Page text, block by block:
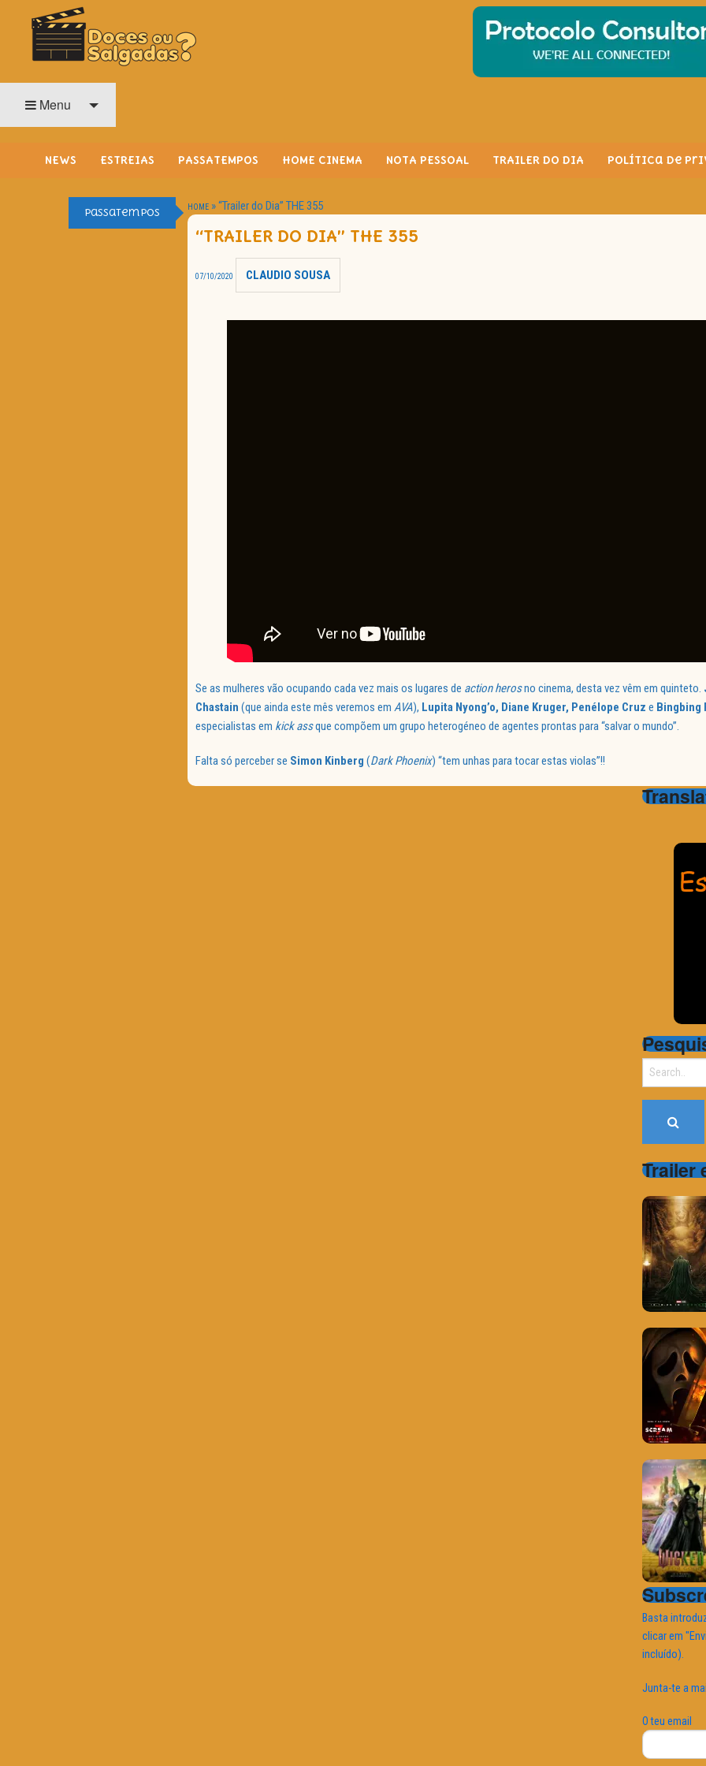
O Cinema? Uma Paixão!!
Menu
NEWS ESTREIAS PASSATEMPOS HOME CINEMA NOTA PESSOAL TRAILER DO DIA Política de
Passatempos HOME »“Trailer do Dia” THE 355
“TRAILER DO DIA” THE 355
07/10/2020 CLAUDIO SOUSA
Se as mulheres vão ocupando cada vez mais os lugares de action herosno cinema, desta vez vêm em quinteto.
Chastain (que ainda este mês veremos em AVA), Lupita Nyong’o, Diane Kruger, Penélope Cruz e Bingbing
especialistas em kick assque compõem um grupo heterogéneo de agentes prontas para “salvar o mundo”.
Falta só perceber se Simon Kinberg (Dark Phoenix) “tem unhas para tocar estas violas”!!
Search
Trailer
Basta
clicar em
incluído).
Junta-te a
O teu email